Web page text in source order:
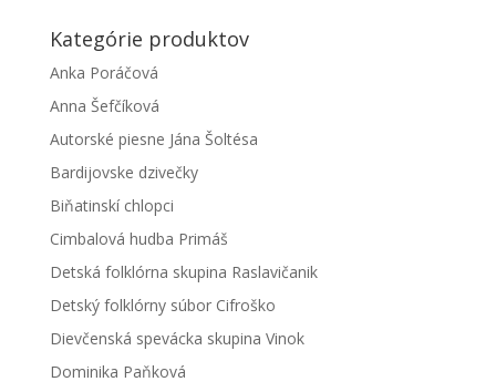
Kategórie produktov
Anka Poráčová
Anna Šefčíková
Autorské piesne Jána Šoltésa
Bardijovske dzivečky
Biňatinskí chlopci
Cimbalová hudba Primáš
Detská folklórna skupina Raslavičanik
Detský folklórny súbor Cifroško
Dievčenská spevácka skupina Vinok
Dominika Paňková